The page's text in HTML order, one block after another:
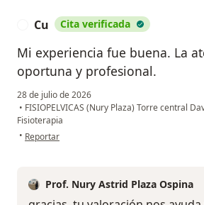
Cu Cita verificada
Mi experiencia fue buena. La
oportuna y profesional.
28 de julio de 2026
• FISIOPELVICAS (Nury Plaza) Torre central
Fisioterapia
• en opinión del usuario Cu
Reportar
Prof. Nury Astrid Plaza Ospina